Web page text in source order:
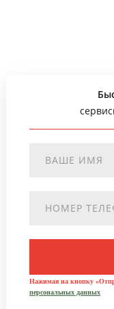
Нажимая на кнопку
персональных данных